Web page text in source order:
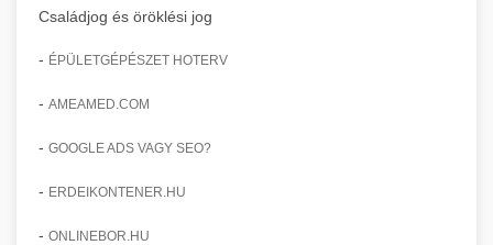
Családjog és öröklési jog
- ÉPÜLETGÉPÉSZET HOTERV
- AMEAMED.COM
- GOOGLE ADS VAGY SEO?
- ERDEIKONTENER.HU
- ONLINEBOR.HU